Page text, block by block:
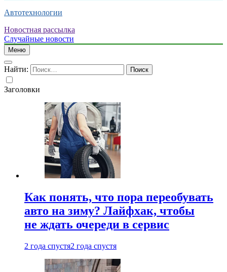
Автотехнологии
Новостная рассылка
Случайные новости
Меню
Найти:
Заголовки
Как понять, что пора переобувать
авто на зиму? Лайфхак, чтобы
не ждать очереди в сервис
2 года спустя2 года спустя